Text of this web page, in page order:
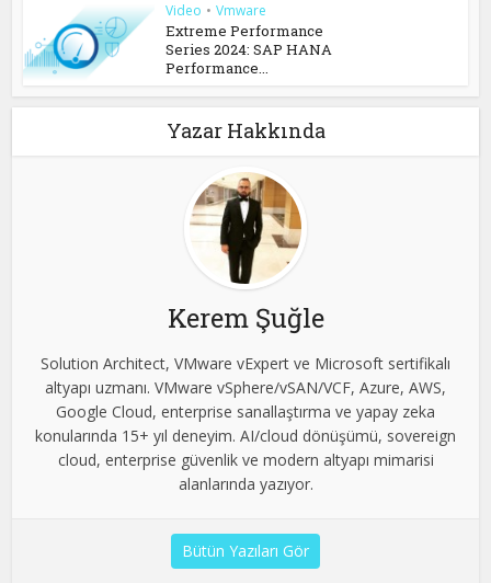
Video • Vmware
Extreme Performance
Series 2024: SAP HANA
Performance...
Yazar Hakkında
Kerem Şuğle
Solution Architect, VMware vExpert ve Microsoft sertifikalı
altyapı uzmanı. VMware vSphere/vSAN/VCF, Azure, AWS,
Google Cloud, enterprise sanallaştırma ve yapay zeka
konularında 15+ yıl deneyim. AI/cloud dönüşümü, sovereign
cloud, enterprise güvenlik ve modern altyapı mimarisi
alanlarında yazıyor.
Bütün Yazıları Gör